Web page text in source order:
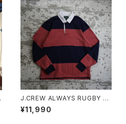
J.CREW ALWAYS RUGBY S
HIRT "PINK"
¥11,990